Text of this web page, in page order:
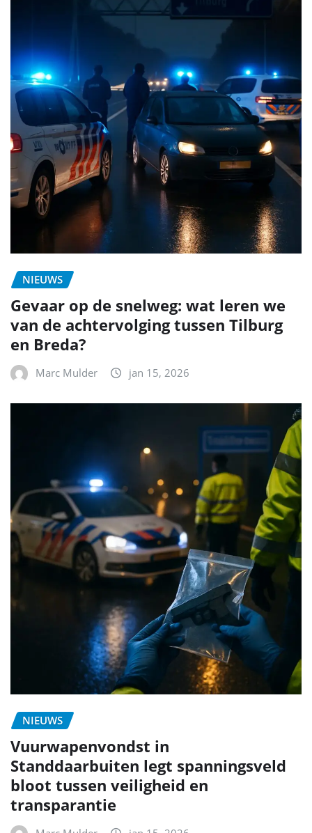
NIEUWS
Gevaar op de snelweg: wat leren we
van de achtervolging tussen Tilburg
en Breda?
Marc Mulder jan 15, 2026
NIEUWS
Vuurwapenvondst in
Standdaarbuiten legt spanningsveld
bloot tussen veiligheid en
transparantie